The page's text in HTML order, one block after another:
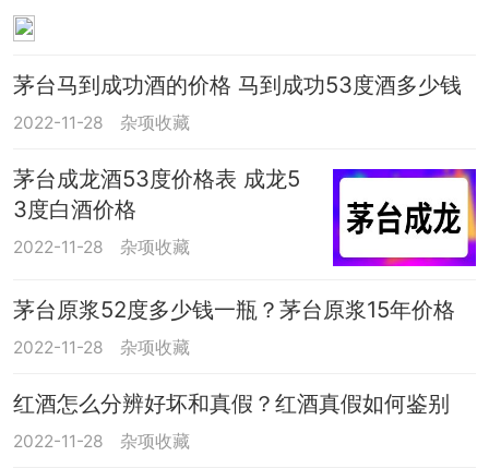
茅台马到成功酒的价格 马到成功53度酒多少钱
2022-11-28 杂项收藏
茅台成龙酒53度价格表 成龙5
3度白酒价格
2022-11-28 杂项收藏
茅台原浆52度多少钱一瓶？茅台原浆15年价格
2022-11-28 杂项收藏
红酒怎么分辨好坏和真假？红酒真假如何鉴别
2022-11-28 杂项收藏